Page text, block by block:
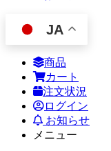
JA
商品
カート
注文状況
ログイン
お知らせ
メニュー